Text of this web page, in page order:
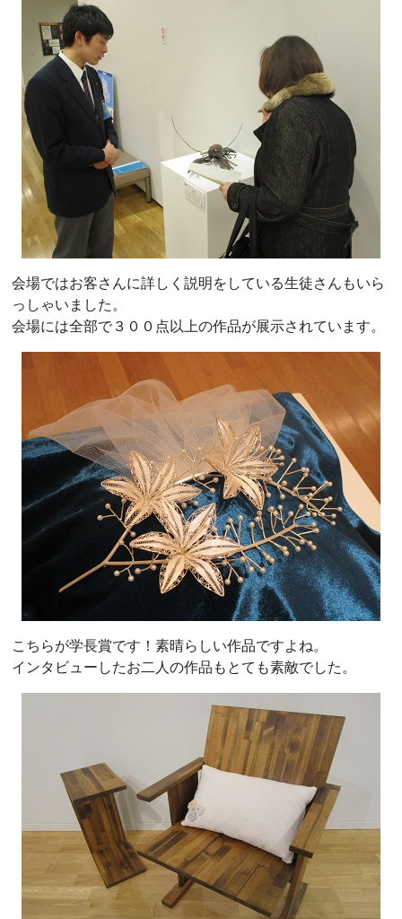
会場ではお客さんに詳しく説明をしている生徒さんもいら
っしゃいました。
会場には全部で３００点以上の作品が展示されています。
こちらが学長賞です！素晴らしい作品ですよね。
インタビューしたお二人の作品もとても素敵でした。